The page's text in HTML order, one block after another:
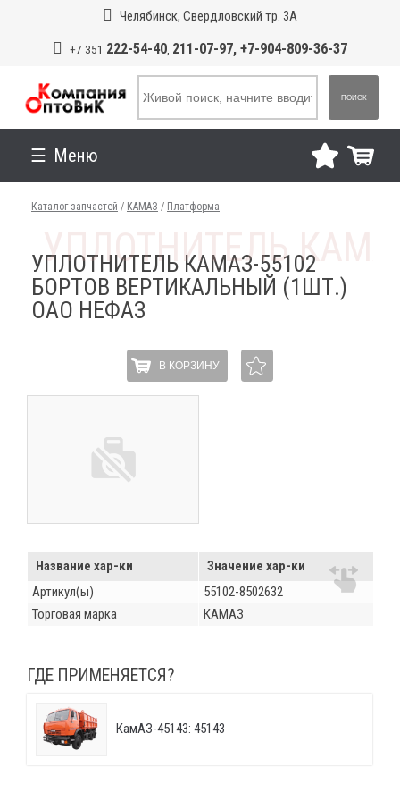
Челябинск, Свердловский тр. 3А
+7 351 222-54-40, 211-07-97, +7-904-809-36-37
ПОИСК
Меню
Каталог запчастей / КАМАЗ / Платформа
УПЛОТНИТЕЛЬ КАМАЗ-55102
БОРТОВ ВЕРТИКАЛЬНЫЙ (1ШТ.)
ОАО НЕФАЗ
В КОРЗИНУ
Название хар-ки
Значение хар-ки
Артикул(ы)
55102-8502632
Торговая марка
КАМАЗ
ГДЕ ПРИМЕНЯЕТСЯ?
КамАЗ-45143: 45143